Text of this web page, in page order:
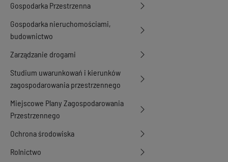
Gospodarka Przestrzenna
Gospodarka nieruchomościami,
budownictwo
Zarządzanie drogami
Studium uwarunkowań i kierunków
zagospodarowania przestrzennego
Miejscowe Plany Zagospodarowania
Przestrzennego
Ochrona środowiska
Rolnictwo